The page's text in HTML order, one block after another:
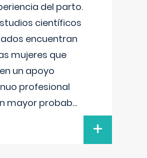
del parto.
científicos
encuentran
mujeres que
un apoyo
profesional
mayor probab...
+